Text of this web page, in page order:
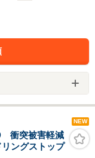
NEW
衝突被害軽減
ングストップ